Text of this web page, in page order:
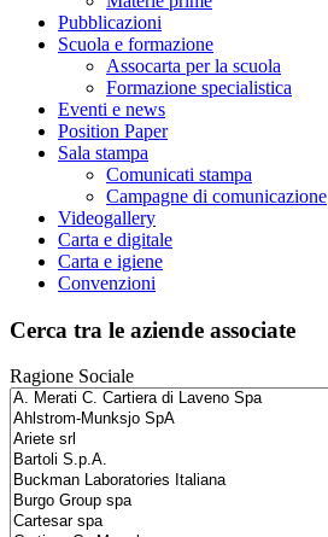
Pubblicazioni
Scuola e formazione
Assocarta per la scuola
Formazione specialistica
Eventi e news
Position Paper
Sala stampa
Comunicati stampa
Campagne di comunicazione
Videogallery
Carta e digitale
Carta e igiene
Convenzioni
Cerca tra le aziende associate
Ragione Sociale